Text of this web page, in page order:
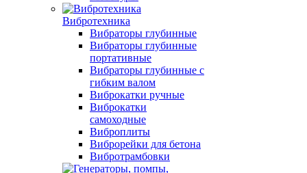
Вибротехника
Вибраторы глубинные
Вибраторы глубинные
портативные
Вибраторы глубинные с
гибким валом
Виброкатки ручные
Виброкатки
самоходные
Виброплиты
Виброрейки для бетона
Вибротрамбовки